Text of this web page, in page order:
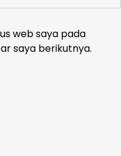
web saya pada
saya berikutnya.